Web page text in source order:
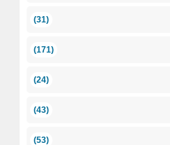
(31)
(171)
(24)
(43)
(53)